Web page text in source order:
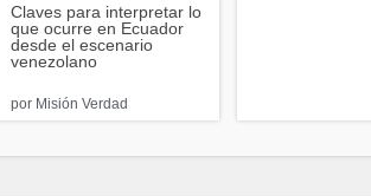
Claves para interpretar lo
que ocurre en Ecuador
desde el escenario
venezolano
porMisión Verdad